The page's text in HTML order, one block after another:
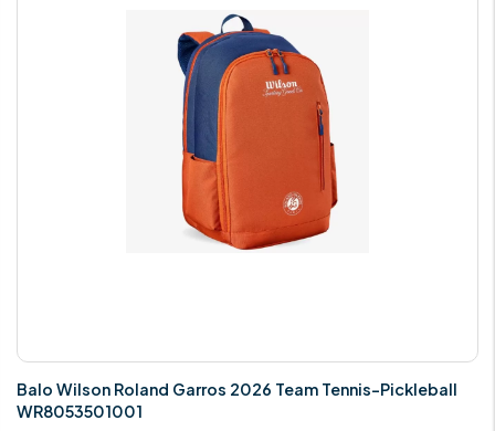
Balo Wilson Roland Garros 2026 Team Tennis-Pickleball
WR8053501001